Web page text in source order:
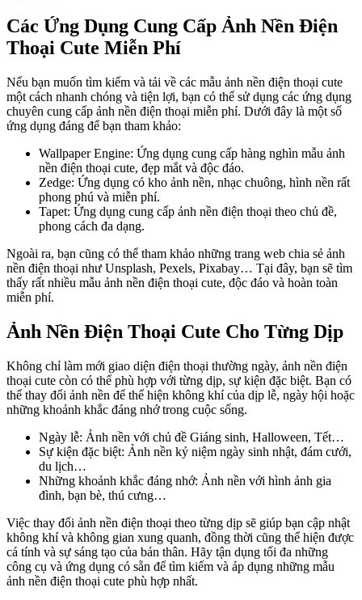
Các Ứng Dụng Cung Cấp Ảnh Nền Điện
Thoại Cute Miễn Phí
Nếu bạn muốn tìm kiếm và tải về các mẫu ảnh nền điện thoại cute
một cách nhanh chóng và tiện lợi, bạn có thể sử dụng các ứng dụng
chuyên cung cấp ảnh nền điện thoại miễn phí. Dưới đây là một số
ứng dụng đáng để bạn tham khảo:
Wallpaper Engine: Ứng dụng cung cấp hàng nghìn mẫu ảnh
nền điện thoại cute, đẹp mắt và độc đáo.
Zedge: Ứng dụng có kho ảnh nền, nhạc chuông, hình nền rất
phong phú và miễn phí.
Tapet: Ứng dụng cung cấp ảnh nền điện thoại theo chủ đề,
phong cách đa dạng.
Ngoài ra, bạn cũng có thể tham khảo những trang web chia sẻ ảnh
nền điện thoại như Unsplash, Pexels, Pixabay… Tại đây, bạn sẽ tìm
thấy rất nhiều mẫu ảnh nền điện thoại cute, độc đáo và hoàn toàn
miễn phí.
Ảnh Nền Điện Thoại Cute Cho Từng Dịp
Không chỉ làm mới giao diện điện thoại thường ngày, ảnh nền điện
thoại cute còn có thể phù hợp với từng dịp, sự kiện đặc biệt. Bạn có
thể thay đổi ảnh nền để thể hiện không khí của dịp lễ, ngày hội hoặc
những khoảnh khắc đáng nhớ trong cuộc sống.
Ngày lễ: Ảnh nền với chủ đề Giáng sinh, Halloween, Tết…
Sự kiện đặc biệt: Ảnh nền kỷ niệm ngày sinh nhật, đám cưới,
du lịch…
Những khoảnh khắc đáng nhớ: Ảnh nền với hình ảnh gia
đình, bạn bè, thú cưng…
Việc thay đổi ảnh nền điện thoại theo từng dịp sẽ giúp bạn cập nhật
không khí và không gian xung quanh, đồng thời cũng thể hiện được
cá tính và sự sáng tạo của bản thân. Hãy tận dụng tối đa những
công cụ và ứng dụng có sẵn để tìm kiếm và áp dụng những mẫu
ảnh nền điện thoại cute phù hợp nhất.